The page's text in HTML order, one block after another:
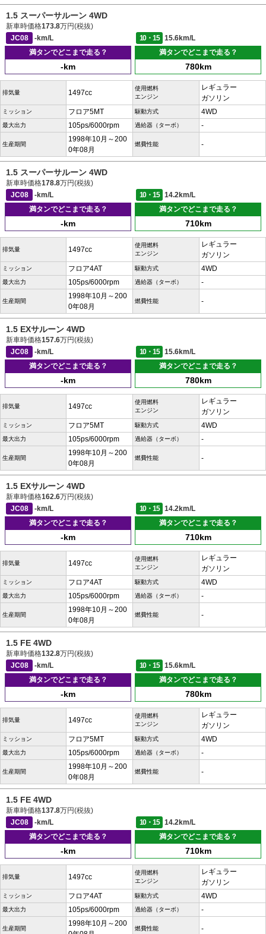
1.5 スーパーサルーン 4WD
新車時価格173.8万円(税抜)
JC08
-km/L 10・15
15.6km/L
満タンでどこまで走る？
-km
満タンでどこまで走る？
780km
排気量 1497cc
使用燃料
エンジン
レギュラー
ガソリン
ミッション フロア5MT 駆動方式 4WD
最大出力 105ps/6000rpm 過給器（ターボ） -
生産期間
1998年10月～200
0年08月
燃費性能 -
1.5 スーパーサルーン 4WD
新車時価格178.8万円(税抜)
JC08
-km/L 10・15
14.2km/L
満タンでどこまで走る？
-km
満タンでどこまで走る？
710km
排気量 1497cc
使用燃料
エンジン
レギュラー
ガソリン
ミッション フロア4AT 駆動方式 4WD
最大出力 105ps/6000rpm 過給器（ターボ） -
生産期間
1998年10月～200
0年08月
燃費性能 -
1.5 EXサルーン 4WD
新車時価格157.6万円(税抜)
JC08
-km/L 10・15
15.6km/L
満タンでどこまで走る？
-km
満タンでどこまで走る？
780km
排気量 1497cc
使用燃料
エンジン
レギュラー
ガソリン
ミッション フロア5MT 駆動方式 4WD
最大出力 105ps/6000rpm 過給器（ターボ） -
生産期間
1998年10月～200
0年08月
燃費性能 -
1.5 EXサルーン 4WD
新車時価格162.6万円(税抜)
JC08
-km/L 10・15
14.2km/L
満タンでどこまで走る？
-km
満タンでどこまで走る？
710km
排気量 1497cc
使用燃料
エンジン
レギュラー
ガソリン
ミッション フロア4AT 駆動方式 4WD
最大出力 105ps/6000rpm 過給器（ターボ） -
生産期間
1998年10月～200
0年08月
燃費性能 -
1.5 FE 4WD
新車時価格132.8万円(税抜)
JC08
-km/L 10・15
15.6km/L
満タンでどこまで走る？
-km
満タンでどこまで走る？
780km
排気量 1497cc
使用燃料
エンジン
レギュラー
ガソリン
ミッション フロア5MT 駆動方式 4WD
最大出力 105ps/6000rpm 過給器（ターボ） -
生産期間
1998年10月～200
0年08月
燃費性能 -
1.5 FE 4WD
新車時価格137.8万円(税抜)
JC08
-km/L 10・15
14.2km/L
満タンでどこまで走る？
-km
満タンでどこまで走る？
710km
排気量 1497cc
使用燃料
エンジン
レギュラー
ガソリン
ミッション フロア4AT 駆動方式 4WD
最大出力 105ps/6000rpm 過給器（ターボ） -
生産期間
1998年10月～200
燃費性能 -